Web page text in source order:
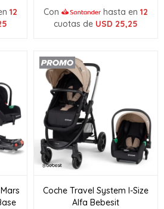
12
Con hasta en 12
cuotas de USD 25,25
Coche Travel System I-Size
Alfa Bebesit